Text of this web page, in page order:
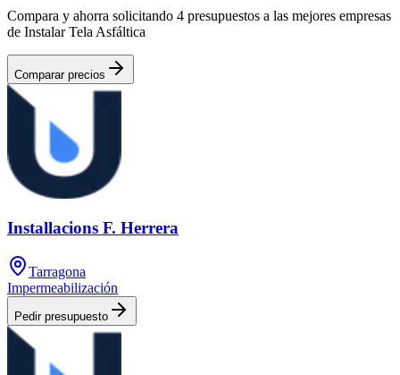
Compara y ahorra solicitando 4 presupuestos a las mejores empresas
de Instalar Tela Asfáltica
Comparar precios
Installacions F. Herrera
Tarragona
Impermeabilización
Pedir presupuesto